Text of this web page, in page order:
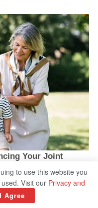
to use this website you
Visit our Privacy and
I Agree